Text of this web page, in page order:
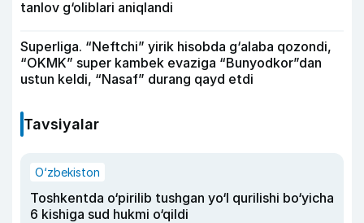
tanlov g‘oliblari aniqlandi
Superliga. “Neftchi” yirik hisobda g‘alaba qozondi,
“OKMK” super kambek evaziga “Bunyodkor”dan
ustun keldi, “Nasaf” durang qayd etdi
Tavsiyalar
O‘zbekiston
Toshkentda o‘pirilib tushgan yo‘l qurilishi bo‘yicha
6 kishiga sud hukmi o‘qildi